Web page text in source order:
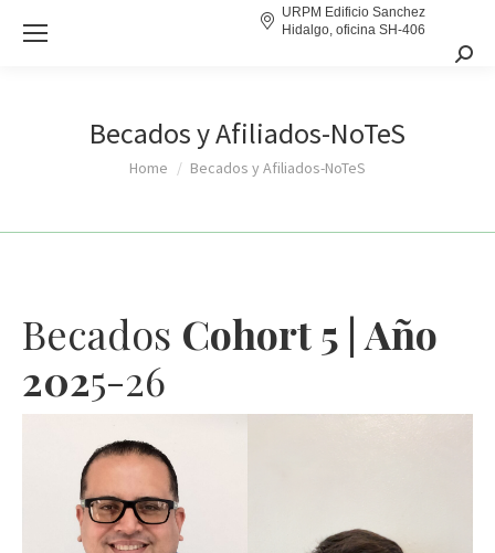
URPM Edificio Sanchez
Hidalgo, oficina SH-406
Becados y Afiliados-NoTeS
You are here:
Home Becados y Afiliados-NoTeS
Becados Cohort 5 | Año
2025-26